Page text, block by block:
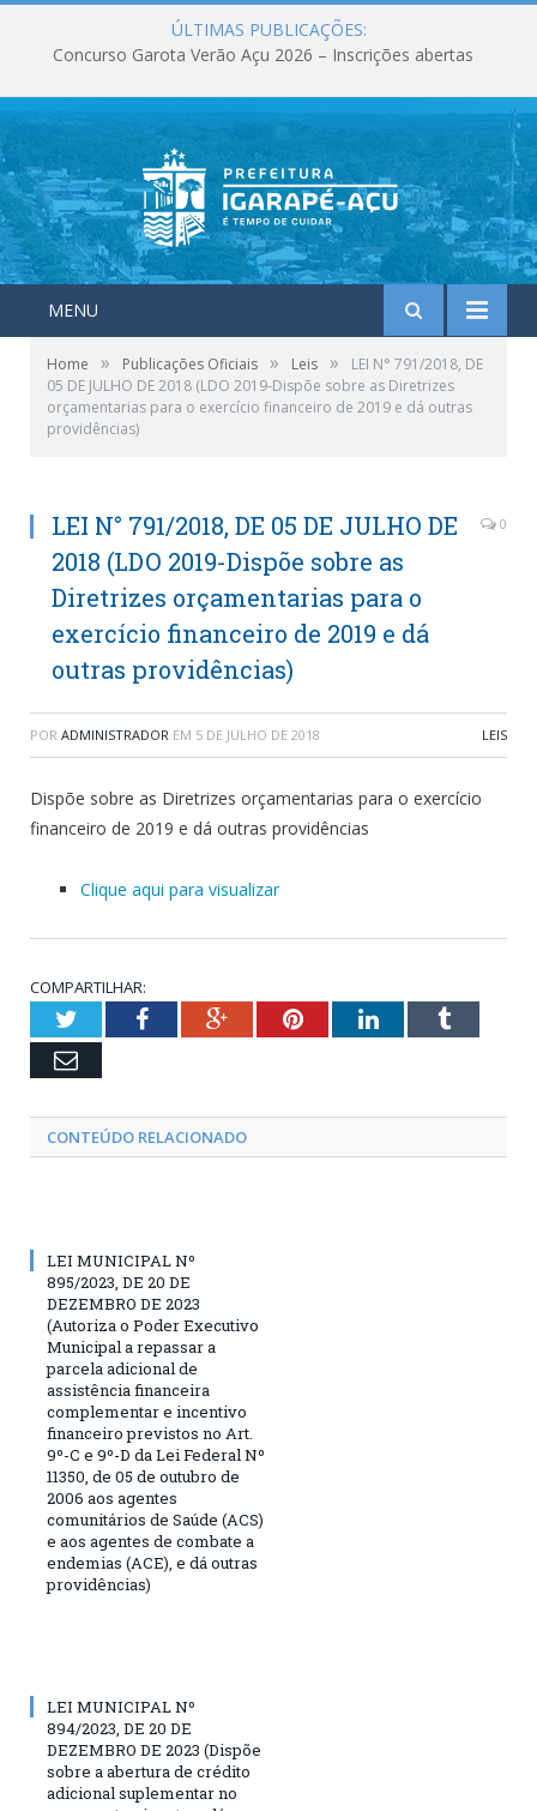
ÚLTIMAS PUBLICAÇÕES:
Concurso Garota Verão Açu 2026 – Inscrições abertas
MENU
Home » Publicações Oficiais » Leis »
LEI N° 791/2018, DE
05 DE JULHO DE 2018 (LDO 2019-Dispõe sobre as Diretrizes
orçamentarias para o exercício financeiro de 2019 e dá outras
providências)
LEI N° 791/2018, DE 05 DE JULHO DE
2018 (LDO 2019-Dispõe sobre as
Diretrizes orçamentarias para o
exercício financeiro de 2019 e dá
outras providências)
0
POR ADMINISTRADOR EM 5 DE JULHO DE 2018 LEIS
Dispõe sobre as Diretrizes orçamentarias para o exercício
financeiro de 2019 e dá outras providências
Clique aqui para visualizar
COMPARTILHAR:
TwitterFacebookGoogle+PinterestLinkedInTumblr
Email
CONTEÚDO RELACIONADO
LEI MUNICIPAL Nº
895/2023, DE 20 DE
DEZEMBRO DE 2023
(Autoriza o Poder Executivo
Municipal a repassar a
parcela adicional de
assistência financeira
complementar e incentivo
financeiro previstos no Art.
9º-C e 9º-D da Lei Federal Nº
11350, de 05 de outubro de
2006 aos agentes
comunitários de Saúde (ACS)
e aos agentes de combate a
endemias (ACE), e dá outras
providências)
LEI MUNICIPAL Nº
894/2023, DE 20 DE
DEZEMBRO DE 2023 (Dispõe
sobre a abertura de crédito
adicional suplementar no